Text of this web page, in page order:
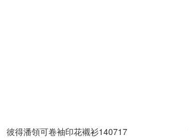
彼得潘領可卷袖印花襯衫140717